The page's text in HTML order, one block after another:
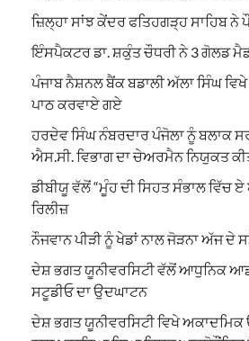
ਜ਼ਿਲ੍ਹਾ ਸਾਂਝ ਕੇਂਦਰ ਫਤਿਹਗੜ੍ਹ ਸਾਹਿਬ ਨੇ
ਇੰਸਪੈਕਟਰ ਡਾ. ਸ਼ਕੁੰਤ ਚੌਧਰੀ ਨੇ 3 ਗੋਲਡ
ਪੰਜਾਬ ਨੈਸ਼ਨਲ ਬੈਂਕ ਬਡਾਲੀ ਅੱਲਾ ਸਿੰਘ
ਪਾਠ ਕਰਵਾਏ ਗਏ
ਹਰਦੇਵ ਸਿੰਘ ਨੰਬਰਦਾਰ ਪੰਜੋਲਾ ਨੂੰ ਬਲਾਕ
ਐਸ.ਸੀ. ਵਿਭਾਗ ਦਾ ਚੇਅਰਮੈਨ ਨਿਯੁਕਤ
ਡੀਬੀਯੂ ਵੱਲੋਂ “ਮੂੰਹ ਦੀ ਸਿਹਤ ਸੰਭਾਲ ਵਿੱਚ
ਰਿਲੀਜ਼
ਨੌਜਵਾਨ ਪੀੜੀ ਨੂੰ ਖੇਡਾਂ ਨਾਲ ਜੋੜਨਾ ਅੱਜ ਦੇ
ਦੇਸ਼ ਭਗਤ ਯੂਨੀਵਰਸਿਟੀ ਵੱਲੋਂ ਆਧੁਨਿਕ
ਸਟੂਡੀਓ ਦਾ ਉਦਘਾਟਨ
ਦੇਸ਼ ਭਗਤ ਯੂਨੀਵਰਸਿਟੀ ਵਿਖੇ